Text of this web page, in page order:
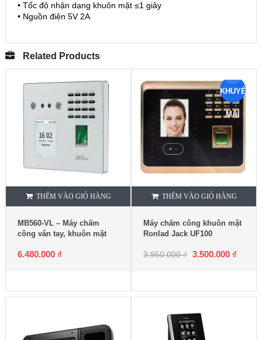
• Tốc độ nhận dạng khuôn mặt ≤1 giây
• Nguồn điện 5V 2A
Related Products
THÊM VÀO GIỎ HÀNG
MB560-VL – Máy chấm
công vân tay, khuôn mặt
6.480.000 ₫
KHUYẾN
MẠI
THÊM VÀO GIỎ HÀNG
Máy chấm công khuôn mặt
Ronlad Jack UF100
3.950.000₫ 3.500.000 ₫